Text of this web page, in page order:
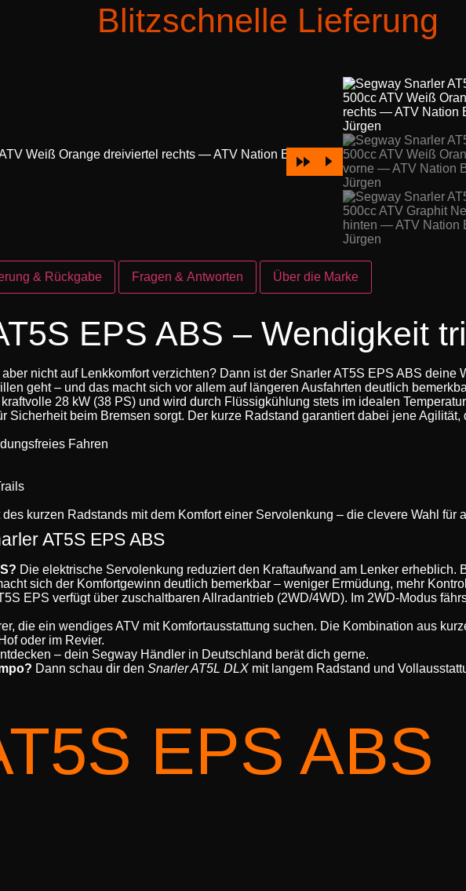
Blitzschnelle Lieferung
& Rückgabe Fragen & Antworten Über die Marke
EPS ABS – Wendigkeit
nicht auf Lenkkomfort verzichten? Dann ist der Snarler AT5S EPS ABS
geht – und das macht sich vor allem auf längeren Ausfahrten deutlich
28 kW (38 PS) und wird durch Flüssigkühlung stets im idealen
Sicherheit beim Bremsen sorgt. Der kurze Radstand garantiert dabei jene
Fahren
kurzen Radstands mit dem Komfort einer Servolenkung – die clevere Wahl für
AT5S EPS ABS
Die elektrische Servolenkung reduziert den Kraftaufwand am Lenker
sich der Komfortgewinn deutlich bemerkbar – weniger Ermüdung, mehr
EPS verfügt über zuschaltbaren Allradantrieb (2WD/4WD). Im 2WD-Modus
die ein wendiges ATV mit Komfortausstattung suchen. Die Kombination aus
oder im Revier.
– dein Segway Händler in Deutschland berät dich gerne.
Dann schau dir den Snarler AT5L DLX mit langem Radstand und
EPS ABS